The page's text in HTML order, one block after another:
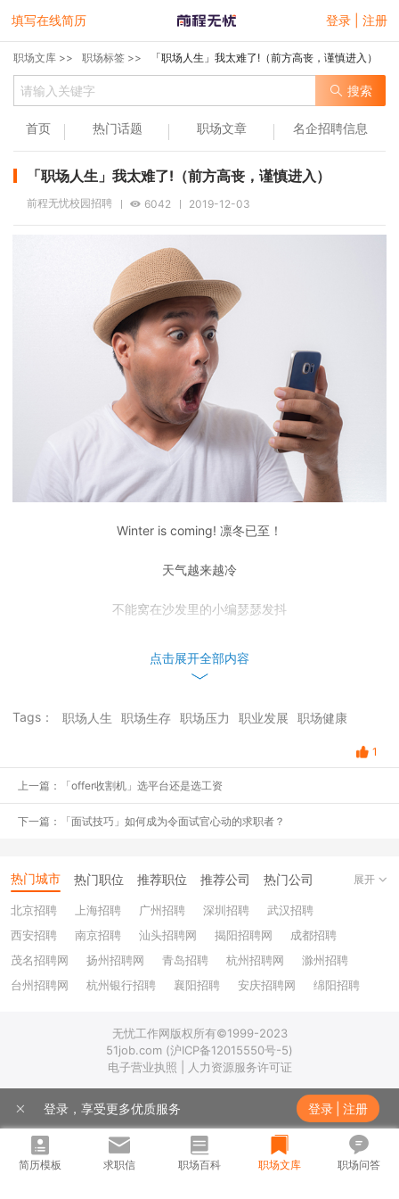
填写在线简历 登录 | 注册
职场文库 >> 职场标签 >> 「职场人生」我太难了!（前方高丧，谨慎进入）
搜索
首页 热门话题 职场文章 名企招聘信息
「职场人生」我太难了!（前方高丧，谨慎进入）
前程无忧校园招聘 6042 2019-12-03
Winter is coming! 凛冬已至！
天气越来越冷
不能窝在沙发里的小编瑟瑟发抖
-前方高丧，谨慎进入-
上班
没下班？？
@大白兔和小灰兔： 上班的心情如同上坟啊哈哈哈哈哈哈哈我去
@怪我太年轻：上学的时候讨厌早起，天真的以为上班后就好了，没
想到...
点击展开全部内容
Tags： 职场人生 职场生存 职场压力 职业发展 职场健康
1
上一篇：「offer收割机」选平台还是选工资
下一篇：「面试技巧」如何成为令面试官心动的求职者？
热门城市 热门职位 推荐职位 推荐公司 热门公司
北京招聘 上海招聘 广州招聘 深圳招聘
武汉招聘
西安招聘
南京招聘 汕头招聘网 揭阳招聘网
成都招聘
茂名招聘网
扬州招聘网 青岛招聘 杭州招聘网
滁州招聘
台州招聘网
杭州银行招聘 襄阳招聘 安庆招聘网
绵阳招聘
上饶招聘网
展开
无忧工作网版权所有©1999-2023
51job.com (沪ICP备12015550号-5)
电子营业执照 | 人力资源服务许可证
登录，享受更多优质服务 登录 注册
简历模板 求职信 职场百科 职场文库 职场问答